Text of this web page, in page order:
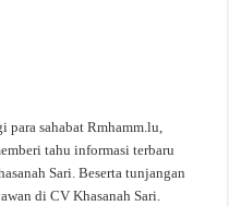
para sahabat Rmhamm.lu,
tahu informasi terbaru
Sari. Beserta tunjangan
di CV Khasanah Sari.